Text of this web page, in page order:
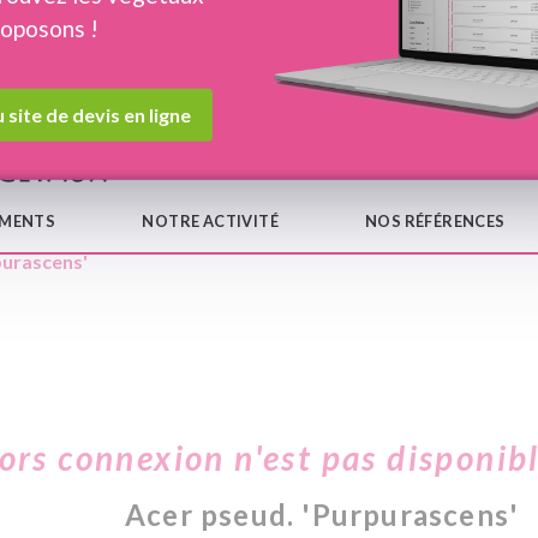
Devis en ligne
NOTRE ACTIVITÉ NOS RÉFÉRENCES
!
site de devis en ligne
connexion n'est pas
Acer pseud. 'Purpurascens'